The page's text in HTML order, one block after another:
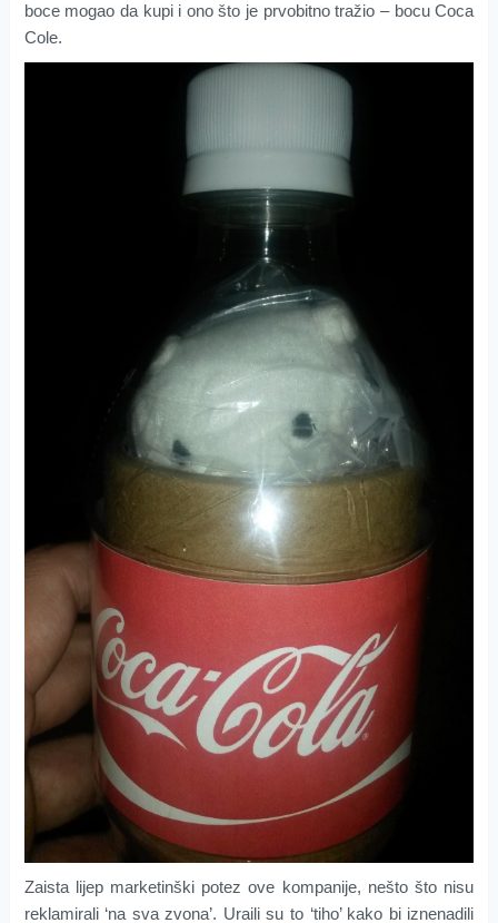
boce mogao da kupi i ono što je prvobitno tražio – bocu Coca
Cole.
Zaista lijep marketinški potez ove kompanije, nešto što nisu
reklamirali ‘na sva zvona’. Uraili su to ‘tiho’ kako bi iznenadili